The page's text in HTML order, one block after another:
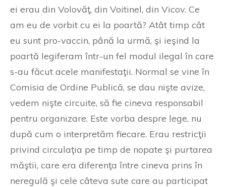
ei erau din Volovăţ, din Voitinel, din Vicov. Ce
am eu de vorbit cu ei la poartă? Atât timp cât
eu sunt pro-vaccin, până la urmă, şi ieşind la
poartă legiferam într-un fel modul ilegal în care
s-au făcut acele manifestaţii. Normal se vine în
Comisia de Ordine Publică, se dau nişte avize,
vedem nişte circuite, să fie cineva responsabil
pentru organizare. Este vorba despre lege, nu
după cum o interpretăm fiecare. Erau restricţii
privind circulaţia pe timp de nopate şi purtarea
măştii, care era diferenţa între cineva prins în
neregulă şi cele câteva sute care au participat